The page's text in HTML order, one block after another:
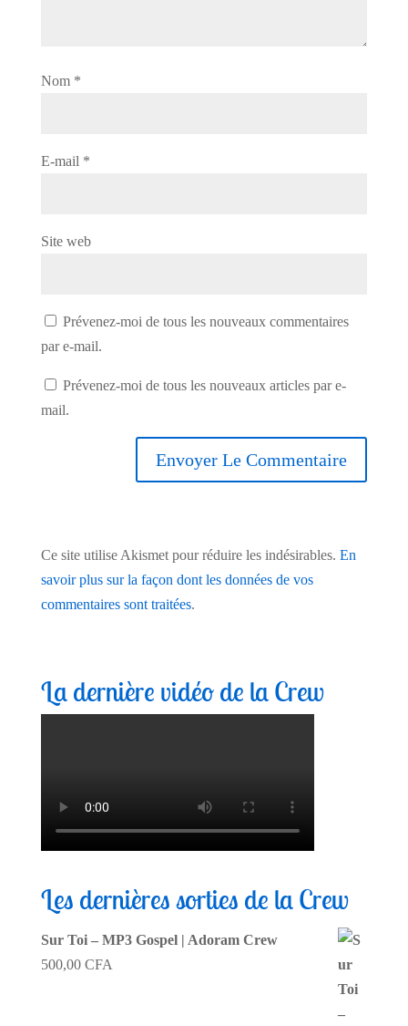
Nom *
E-mail *
Site web
Prévenez-moi de tous les nouveaux commentaires
par e-mail.
Prévenez-moi de tous les nouveaux articles par e-
mail.
Ce site utilise Akismet pour réduire les indésirables. En
savoir plus sur la façon dont les données de vos
commentaires sont traitées.
La dernière vidéo de la Crew
Les dernières sorties de la Crew
Sur Toi – MP3 Gospel | Adoram Crew
500,00 CFA